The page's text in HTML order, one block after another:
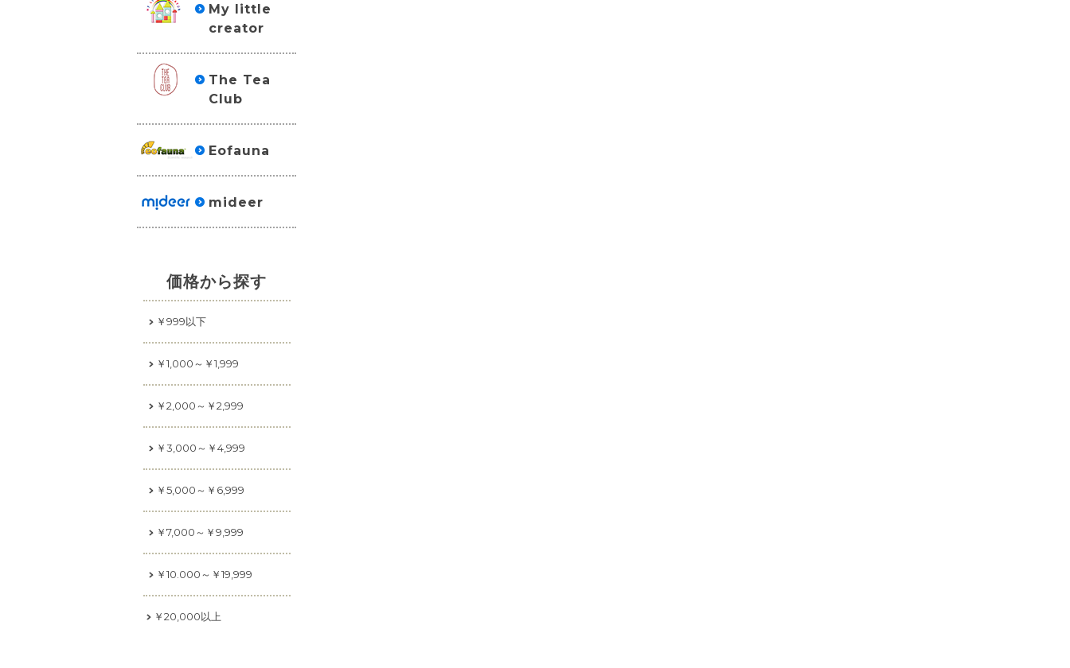
My little
creator
The Tea
Club
Eofauna
mideer
価格から探す
￥999以下
￥1,000～￥1,999
￥2,000～￥2,999
￥3,000～￥4,999
￥5,000～￥6,999
￥7,000～￥9,999
￥10.000～￥19,999
￥20,000以上